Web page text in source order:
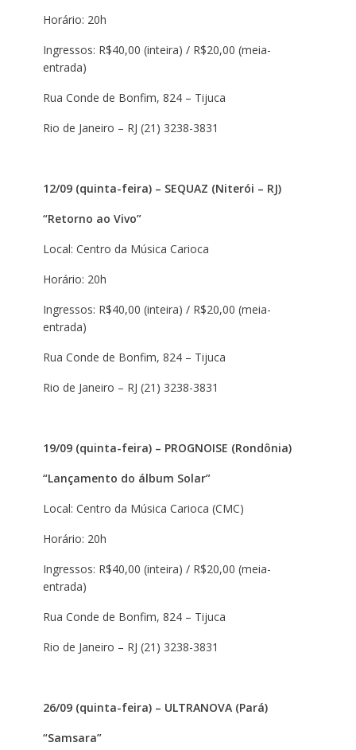
Horário: 20h
Ingressos: R$40,00 (inteira) / R$20,00 (meia-
entrada)
Rua Conde de Bonfim, 824 – Tijuca
Rio de Janeiro – RJ (21) 3238-3831
12/09 (quinta-feira) – SEQUAZ (Niterói – RJ)
“Retorno ao Vivo”
Local: Centro da Música Carioca
Horário: 20h
Ingressos: R$40,00 (inteira) / R$20,00 (meia-
entrada)
Rua Conde de Bonfim, 824 – Tijuca
Rio de Janeiro – RJ (21) 3238-3831
19/09 (quinta-feira) – PROGNOISE (Rondônia)
“Lançamento do álbum Solar”
Local: Centro da Música Carioca (CMC)
Horário: 20h
Ingressos: R$40,00 (inteira) / R$20,00 (meia-
entrada)
Rua Conde de Bonfim, 824 – Tijuca
Rio de Janeiro – RJ (21) 3238-3831
26/09 (quinta-feira) – ULTRANOVA (Pará)
“Samsara”